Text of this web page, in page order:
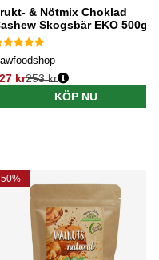
& Nötmix Choklad
Skogsbär EKO 500g
kr pris:
253 kr
KÖP NU
50%